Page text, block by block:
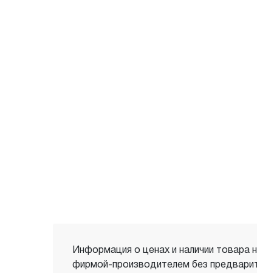
Информация о ценах и наличии товара
фирмой-производителем без